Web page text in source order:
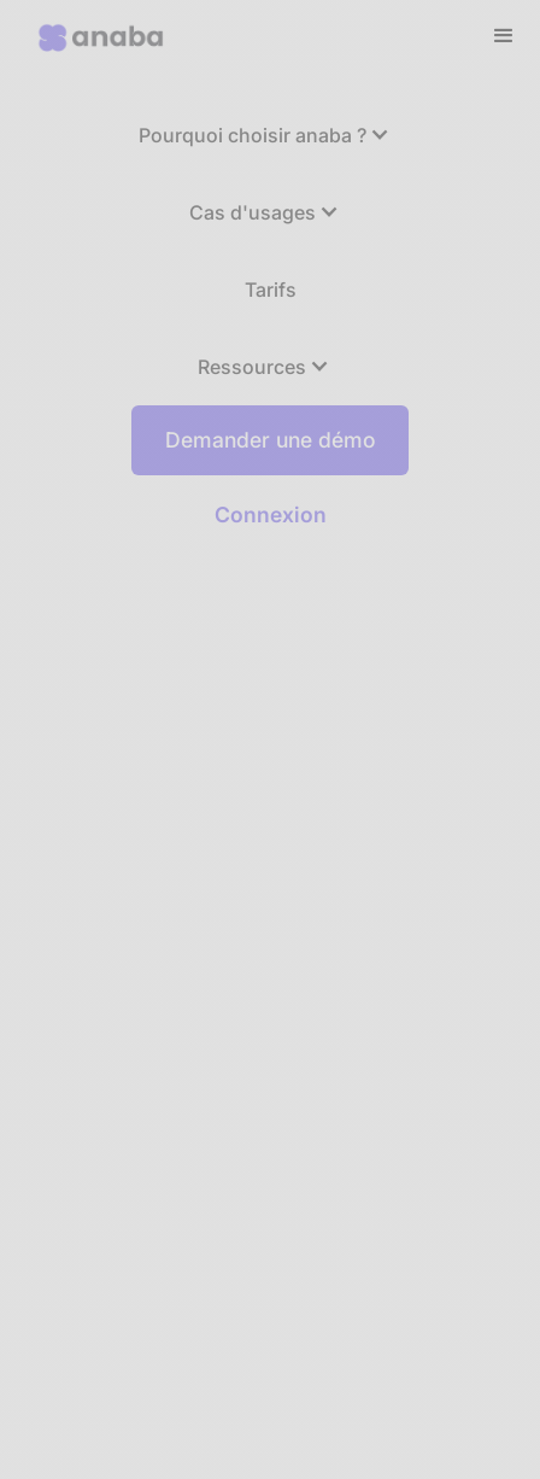
Pourquoi choisir anaba ?
Cas d'usages
Tarifs
Ressources
Demander une démo
Connexion